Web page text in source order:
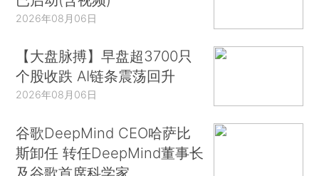
2026年08月06日
【大盘脉搏】早盘超3700只
个股收跌 AI链条震荡回升
2026年08月06日
谷歌DeepMind CEO哈萨比
斯卸任 转任DeepMind董事长